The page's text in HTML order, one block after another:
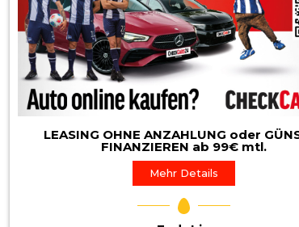
LEASING OHNE ANZAHLUNG oder
FINANZIEREN ab 99€ mtl.
Mehr Details